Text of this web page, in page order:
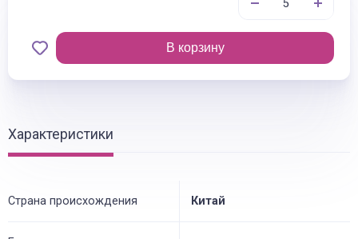
В корзину
Характеристики
Страна происхождения Китай